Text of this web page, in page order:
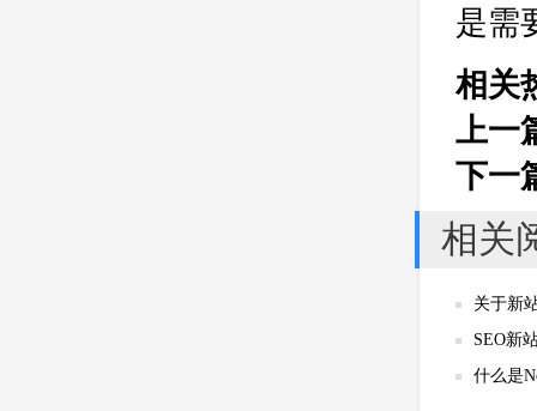
是需
相关
上一
下一
相关
关于新
SEO新
什么是